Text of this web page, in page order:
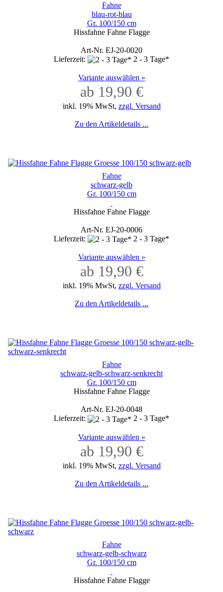
Fahne
blau-rot-blau
Gr. 100/150 cm
Hissfahne Fahne Flagge
Art-Nr. EJ-20-0020
Lieferzeit:
2 - 3 Tage*
Variante auswählen »
ab 19,90 €
inkl. 19% MwSt, zzgl. Versand
Zu den Artikeldetails ...
Fahne
schwarz-gelb
Gr. 100/150 cm
Hissfahne Fahne Flagge
Art-Nr. EJ-20-0006
Lieferzeit:
2 - 3 Tage*
Variante auswählen »
ab 19,90 €
inkl. 19% MwSt, zzgl. Versand
Zu den Artikeldetails ...
Fahne
schwarz-gelb-schwarz-senkrecht
Gr. 100/150 cm
Hissfahne Fahne Flagge
Art-Nr. EJ-20-0048
Lieferzeit:
2 - 3 Tage*
Variante auswählen »
ab 19,90 €
inkl. 19% MwSt, zzgl. Versand
Zu den Artikeldetails ...
Fahne
schwarz-gelb-schwarz
Gr. 100/150 cm
Hissfahne Fahne Flagge